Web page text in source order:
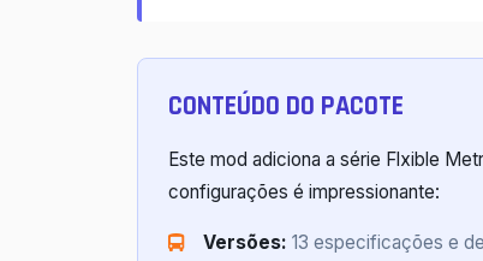
CONTEÚDO DO PACOTE
Este mod adiciona a série Flxible
configurações é impressionante:
Versões: 13 especificações e